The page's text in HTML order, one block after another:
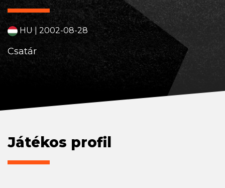
HU | 2002-08-28
Csatár
Játékos profil